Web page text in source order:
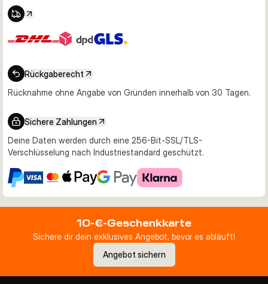
Rückgaberecht
Rücknahme ohne Angabe von Gründen innerhalb von 30 Tagen.
Sichere Zahlungen
Deine Daten werden durch eine 256-Bit-SSL/TLS-
Verschlüsselung nach Industriestandard geschützt.
10-€-Geschenkkarte
Sichere dir dein exklusives Angebot, bevor es abläuft!
Angebot sichern